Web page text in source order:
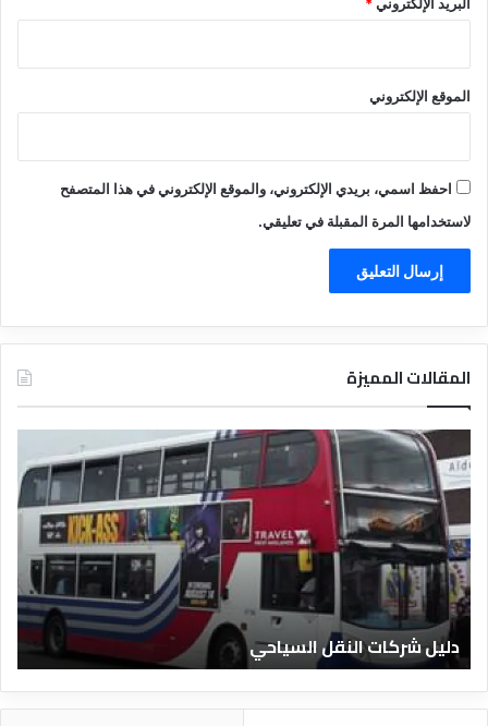
البريد الإلكتروني*
الموقع الإلكتروني
احفظ اسمي، بريدي الإلكتروني، والموقع الإلكتروني في هذا المتصفح
لاستخدامها المرة المقبلة في تعليقي.
المقالات المميزة
ل
ي
ا
ل
ف
ن
ق
ا
ل
دليل الفنادق المصرية
ق